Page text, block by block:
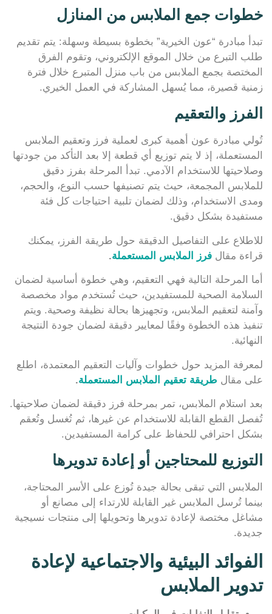
خطوات جمع الملابس من المنازل
تبدأ مبادرة “عون الخيرية” بخطوة بسيطة وسهلة: يتم تقديم
طلب التبرع من خلال الموقع الإلكتروني، وتقوم الفرق
المختصة بجمع الملابس من باب منزل المتبرع خلال فترة
زمنية قصيرة، مما يُسهل المشاركة في العمل الخيري.
الفرز والتعقيم
تُولي مبادرة عون أهمية كبرى لعملية فرز وتعقيم الملابس
المستعملة، إذ لا يتم توزيع أي قطعة إلا بعد التأكد من جودتها
وصلاحيتها للاستخدام الآدمي. تبدأ المرحلة بفرز دقيق
للملابس المجمعة، حيث يتم تصنيفها حسب النوع، والحجم،
ومدى الاستخدام، وذلك لضمان تلبية احتياجات كل فئة
مستفيدة بشكل دقيق.
للاطلاع على التفاصيل الدقيقة حول طريقة الفرز، يمكنك
قراءة مقال فرز الملابس المستعملة.
أما المرحلة التالية فهي التعقيم، وهي خطوة أساسية لضمان
السلامة الصحية للمستفيدين، حيث تُستخدم مواد مخصصة
وآمنة لتعقيم الملابس، وتجهيزها بحالة نظيفة وصحية. ويتم
تنفيذ هذه الخطوة وفقًا لمعايير دقيقة لضمان جودة النتيجة
النهائية.
لمعرفة المزيد حول خطوات وآليات التعقيم المعتمدة، اطلع
على مقال طريقة تعقيم الملابس المستعملة.
بعد استلام الملابس، تمر بمرحلة فرز دقيقة لضمان صلاحيتها.
تُفصل القطع القابلة للاستخدام عن غيرها، ثم تُغسل وتُعقم
بشكل احترافي للحفاظ على كرامة المستفيدين.
التوزيع للمحتاجين أو إعادة تدويرها
الملابس التي تبقى بحالة جيدة تُوزع على الأسر المحتاجة،
بينما تُرسل الملابس غير القابلة للارتداء إلى مصانع أو
مشاغل مختصة لإعادة تدويرها وتحويلها إلى منتجات نسيجية
جديدة.
الفوائد البيئية والاجتماعية لإعادة
تدوير الملابس